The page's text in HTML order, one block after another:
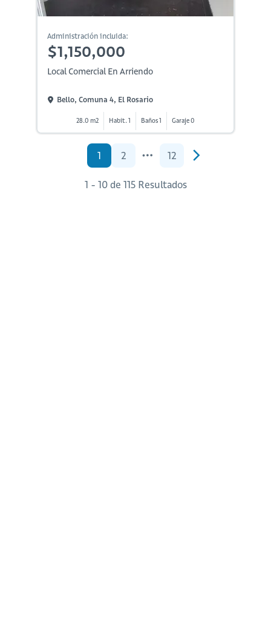
Administración incluida:
$1,150,000
Local Comercial En Arriendo
Bello, Comuna 4, El Rosario
28.0 m2 Habit. 1 Baños 1 Garaje 0
1 2 12
1 - 10 de 115 Resultados